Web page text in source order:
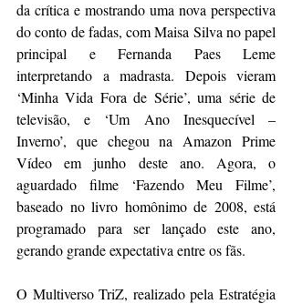
da crítica e mostrando uma nova perspectiva
do conto de fadas, com Maisa Silva no papel
principal e Fernanda Paes Leme
interpretando a madrasta. Depois vieram
‘Minha Vida Fora de Série’, uma série de
televisão, e ‘Um Ano Inesquecível –
Inverno’, que chegou na Amazon Prime
Vídeo em junho deste ano. Agora, o
aguardado filme ‘Fazendo Meu Filme’,
baseado no livro homônimo de 2008, está
programado para ser lançado este ano,
gerando grande expectativa entre os fãs.
O Multiverso TriZ, realizado pela Estratégia